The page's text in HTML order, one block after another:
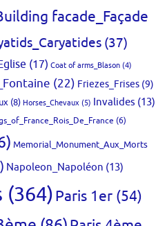
facade_Façade
(37)
(17) Coat of arms_Blason (4)
(22) Friezes_Frises (9)
(8) Horses_Chevaux (5) Invalides (13)
(6)
Memorial_Monument_Aux_Morts
Napoleon_Napoléon (13)
(364)Paris 1er (54)